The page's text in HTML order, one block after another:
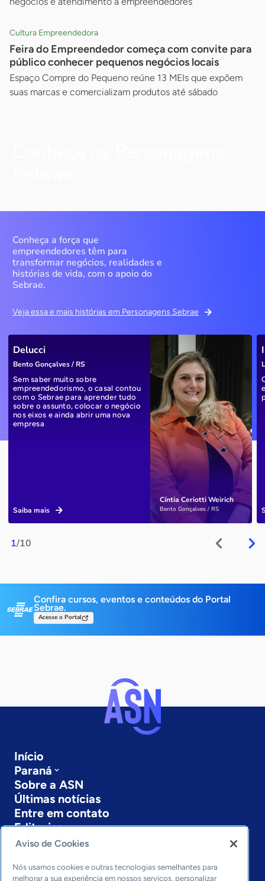
Cultura Empreendedora
Feira do Empreendedor começa com convite para
público conhecer pequenos negócios locais
Espaço Compre do Pequeno reúne 13 MEIs que expõem
suas marcas e comercializam produtos até sábado
Conheça a força que
empreendedores têm para
transformar negócios, realidades e
histórias de vida, com o apoio do
Sebrae.
Veja essa e mais histórias em Personagens Sebrae
1/10
Cíntia Ceriotti Weirich
Bento Gonçalves / RS
Delucci
Bento Gonçalves / RS
Sem saber muito sobre
empreendedorismo, o casal contou
com o Sebrae para aprender tudo
sobre o assunto, colocar o negócio
nos eixos e ainda abrir uma nova
empresa
Saiba mais
Confira cursos, eventos e conteúdos do Portal
Sebrae.
Acesse o Portal
Início
Paraná
Sobre a ASN
Últimas notícias
Entre em contato
Editorias
Economia & Política
Inovação & Tecnologia
Aviso de Cookies
Nós usamos cookies e outras tecnologias semelhantes para
melhorar a sua experiência em nossos serviços, personalizar